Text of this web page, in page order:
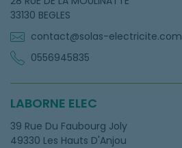
33130 BEGLES
contact@solas-electricite.com
0556945835
LABORNE ELEC
39 Rue Du Faubourg Joly
49330 Les Hauts D'Anjou